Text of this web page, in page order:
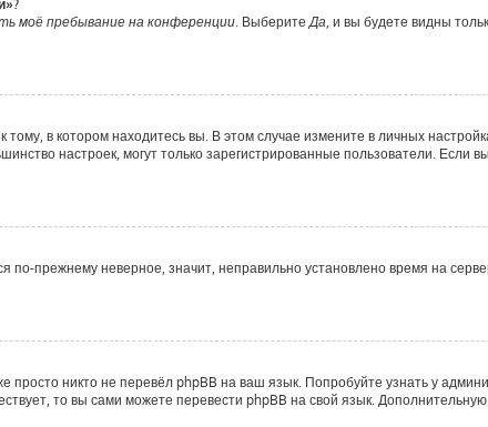
моё пребывание на конференции. ВыберитеДа, и вы будете видны
в котором находитесь вы. В этом случае измените в личных
настроек, могут только зарегистрированные пользователи. Если
по-прежнему неверное, значит, неправильно установлено время на
никто не перевёл phpBB на ваш язык. Попробуйте узнать у
то вы сами можете перевести phpBB на свой язык.